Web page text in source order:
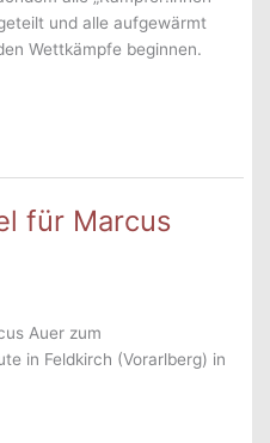
und alle aufgewärmt
Wettkämpfe beginnen.
für Marcus
Auer zum
in Feldkirch (Vorarlberg) in